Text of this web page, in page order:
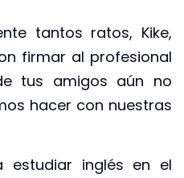
tantos ratos, Kike,
firmar al profesional
tus amigos aún no
hacer con nuestras
estudiar inglés en el